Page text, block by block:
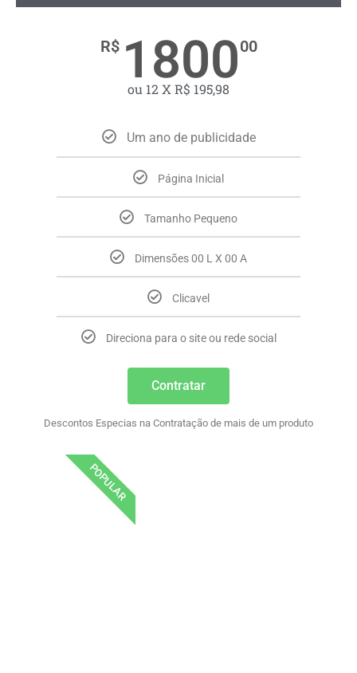
R$ 180000
ou 12 X R$ 195,98
Um ano de publicidade
Página Inicial
Tamanho Pequeno
Dimensões 00 L X 00 A
Clicavel
Direciona para o site ou rede social
Contratar
Descontos Especias na Contratação de mais de um produto
POPULAR